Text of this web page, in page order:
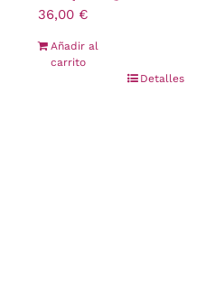
36,00 €
Añadir al
carrito
Detalles